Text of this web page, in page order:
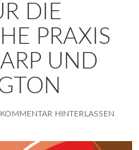
DIE
PRAXIS
UND
KOMMENTAR HINTERLASSEN